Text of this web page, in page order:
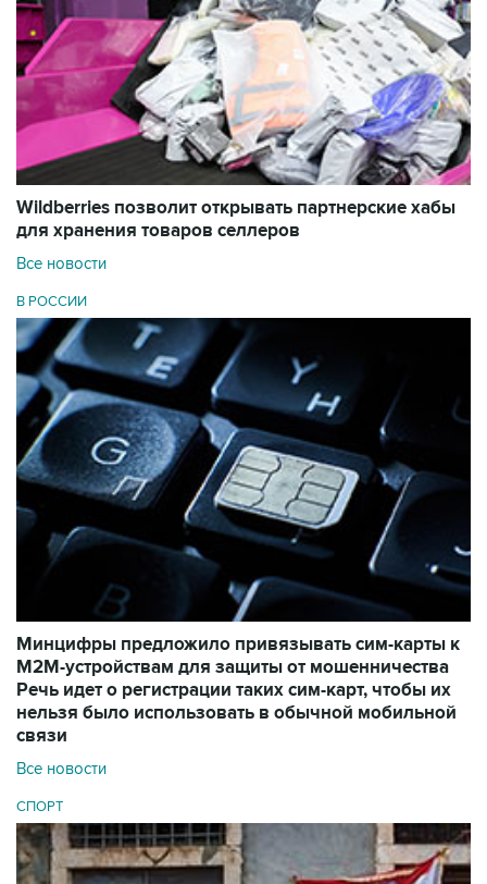
Wildberries позволит открывать партнерские хабы
для хранения товаров селлеров
Все новости
В РОССИИ
Минцифры предложило привязывать сим-карты к
M2M-устройствам для защиты от мошенничества
Речь идет о регистрации таких сим-карт, чтобы их
нельзя было использовать в обычной мобильной
связи
Все новости
СПОРТ